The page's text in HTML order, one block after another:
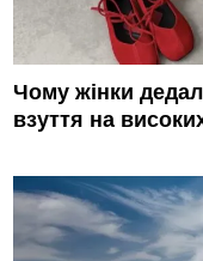
Чому жінки
взуття на